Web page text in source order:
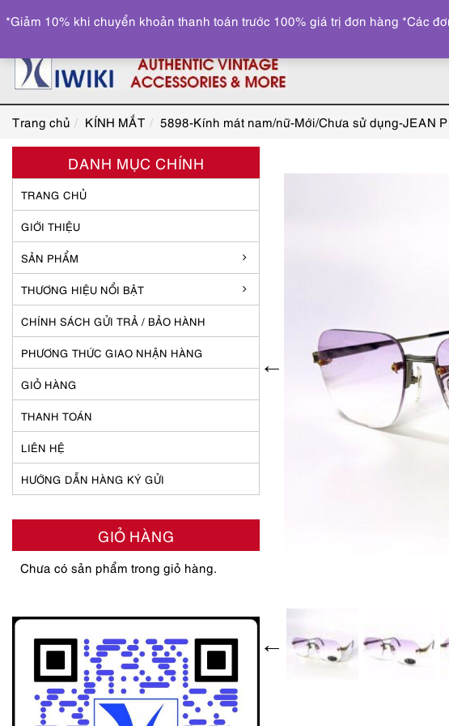
Trang chủ KÍNH MẮT 5898-Kính mát nam/nữ-Mới/Chưa sử dụng-JEAN
DANH MỤC CHÍNH
TRANG CHỦ
GIỚI THIỆU
SẢN PHẨM
THƯƠNG HIỆU NỔI BẬT
CHÍNH SÁCH GỬI TRẢ / BẢO HÀNH
PHƯƠNG THỨC GIAO NHẬN HÀNG
GIỎ HÀNG
THANH TOÁN
LIÊN HỆ
HƯỚNG DẪN HÀNG KÝ GỬI
GIỎ HÀNG
Chưa có sản phẩm trong giỏ hàng.
*Giảm 10% khi chuyển khoản thanh toán trước 100% giá trị đơn hàng *Các